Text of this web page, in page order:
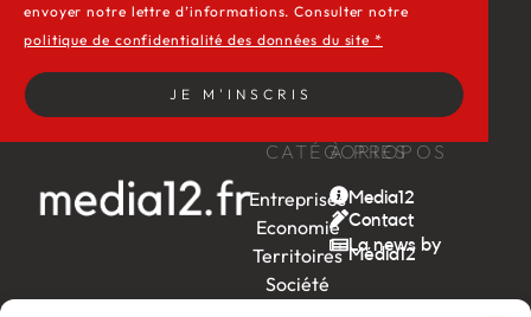
CATÉGORIES
Entreprises
Economie
Territoires
Société
À PROPOS
Media12
Contact
La news by
Média12
envoyer notre lettre d’informations. Consulter notre
politique de confidentialité des données du site *
JE M'INSCRIS